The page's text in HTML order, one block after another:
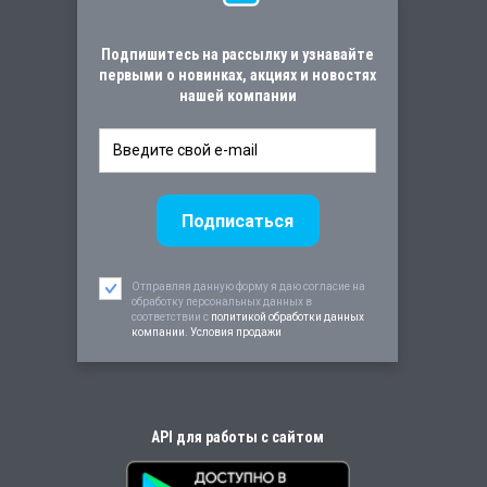
Подпишитесь на рассылку и узнавайте
первыми о новинках, акциях и новостях
нашей компании
Отправляя данную форму я даю согласие на
обработку персональных данных в
соответствии c политикой обработки данных
компании. Условия продажи
API для работы с сайтом